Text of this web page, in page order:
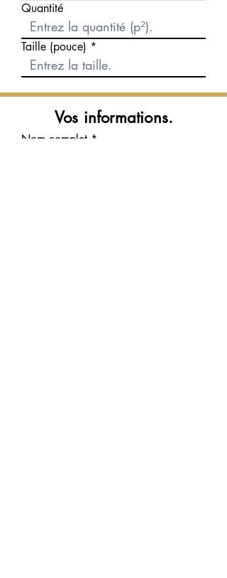
Quantité
Taille (pouce)
Vos informations.
Nom complet